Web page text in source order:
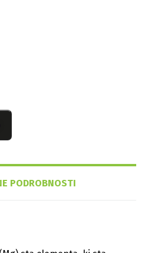
PODROBNOSTI